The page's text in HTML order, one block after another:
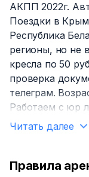
АКПП 2022г.
Поездки в
Республика
регионы, но не
кресла по 50 руб/сутки.
проверка
телеграм.
Работаем с юр
часов. Удобные
Читать далее
Правила